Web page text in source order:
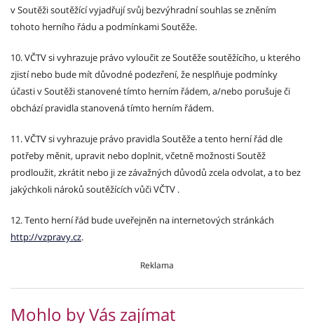
v Soutěži soutěžící vyjadřují svůj bezvýhradní souhlas se zněním
tohoto herního řádu a podmínkami Soutěže.
10. VČTV si vyhrazuje právo vyloučit ze Soutěže soutěžícího, u kterého
zjistí nebo bude mít důvodné podezření, že nesplňuje podmínky
účasti v Soutěži stanovené tímto herním řádem, a/nebo porušuje či
obchází pravidla stanovená tímto herním řádem.
11. VČTV si vyhrazuje právo pravidla Soutěže a tento herní řád dle
potřeby měnit, upravit nebo doplnit, včetně možnosti Soutěž
prodloužit, zkrátit nebo ji ze závažných důvodů zcela odvolat, a to bez
jakýchkoli nároků soutěžících vůči VČTV .
12. Tento herní řád bude uveřejněn na internetových stránkách
http://vzpravy.cz.
Reklama
Mohlo by Vás zajímat